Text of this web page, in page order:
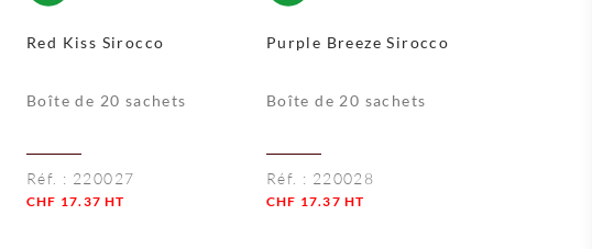
Red Kiss Sirocco
Boîte de 20 sachets
Réf. : 220027
CHF 17.37 HT
Purple Breeze Sirocco
Boîte de 20 sachets
Réf. : 220028
CHF 17.37 HT